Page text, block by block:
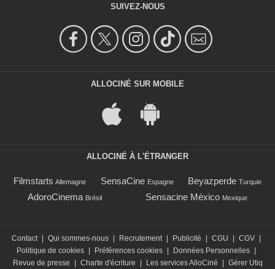
SUIVEZ-NOUS
ALLOCINÉ SUR MOBILE
ALLOCINÉ À L'ÉTRANGER
Filmstarts Allemagne SensaCine Espagne Beyazperde Turquie
AdoroCinema Brésil Sensacine México Mexique
Contact Qui sommes-nous Recrutement Publicité CGU CGV
Politique de cookies
Préférences cookies Données Personnelles
Revue de presse
Charte d'écriture Les services AlloCiné Gérer Utiq